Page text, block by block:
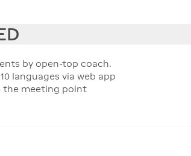
by open-top coach.
languages via web app
the meeting point